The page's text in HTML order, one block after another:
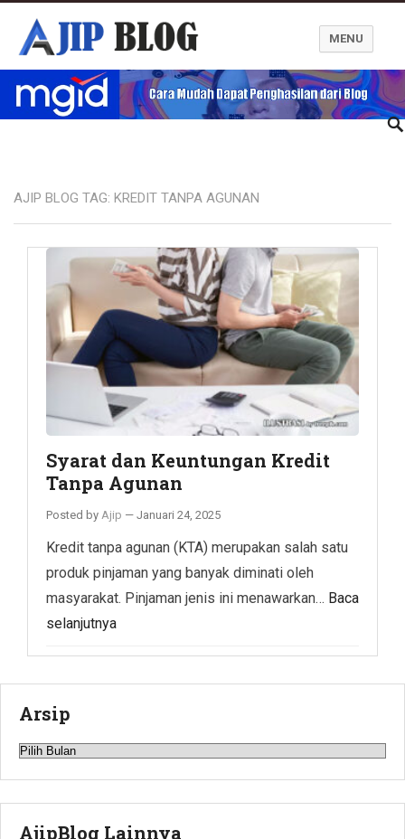
Ajip Blog
MENU
AJIP BLOG TAG: KREDIT TANPA AGUNAN
Syarat dan Keuntungan Kredit
Tanpa Agunan
Posted by Ajip — Januari 24, 2025
Kredit tanpa agunan (KTA) merupakan salah satu
produk pinjaman yang banyak diminati oleh
masyarakat. Pinjaman jenis ini menawarkan… Baca
selanjutnya
Arsip
Arsip
AjipBlog Lainnya